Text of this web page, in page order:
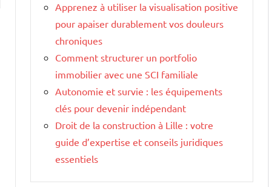
Apprenez à utiliser la visualisation positive
pour apaiser durablement vos douleurs
chroniques
Comment structurer un portfolio
immobilier avec une SCI familiale
Autonomie et survie : les équipements
clés pour devenir indépendant
Droit de la construction à Lille : votre
guide d’expertise et conseils juridiques
essentiels